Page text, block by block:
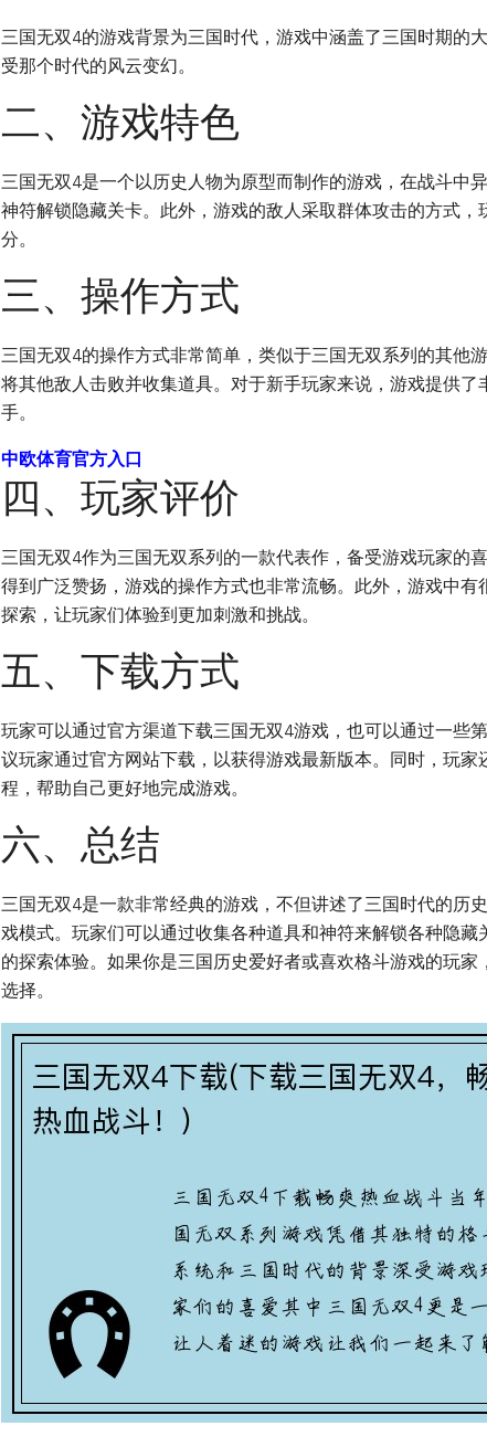
三国无双4的游戏背景为三国时代，游戏中涵盖了三国时期的
受那个时代的风云变幻。
二、游戏特色
三国无双4是一个以历史人物为原型而制作的游戏，在战斗中
神符解锁隐藏关卡。此外，游戏的敌人采取群体攻击的方式，
分。
三、操作方式
三国无双4的操作方式非常简单，类似于三国无双系列的其他
将其他敌人击败并收集道具。对于新手玩家来说，游戏提供
手。
中欧体育官方入口
四、玩家评价
三国无双4作为三国无双系列的一款代表作，备受游戏玩家的
得到广泛赞扬，游戏的操作方式也非常流畅。此外，游戏中
探索，让玩家们体验到更加刺激和挑战。
五、下载方式
玩家可以通过官方渠道下载三国无双4游戏，也可以通过一些
议玩家通过官方网站下载，以获得游戏最新版本。同时，玩家
程，帮助自己更好地完成游戏。
六、总结
三国无双4是一款非常经典的游戏，不但讲述了三国时代的历
戏模式。玩家们可以通过收集各种道具和神符来解锁各种隐藏
的探索体验。如果你是三国历史爱好者或喜欢格斗游戏的玩
选择。